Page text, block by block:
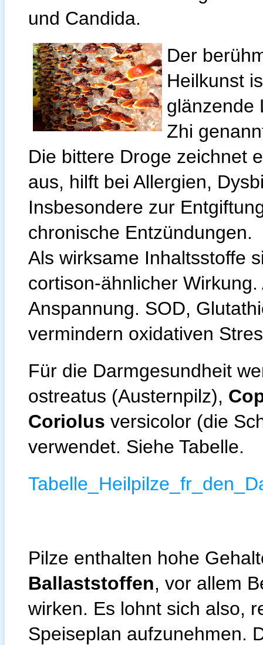
und Candida.
Der
Heilkunst
glänzende
Zhi
Die bittere Droge zeichnet
aus, hilft bei Allergien,
Insbesondere zur
chronische Entzündungen.
Als wirksame Inhaltsstoffe
cortison-ähnlicher
Anspannung. SOD,
vermindern oxidativen
Für die Darmgesundheit
ostreatus (Austernpilz),
Coriolus versicolor (die
verwendet. Siehe Tabelle.
Pilze enthalten hohe
Ballaststoffen, vor allem
wirken. Es lohnt sich also,
Speiseplan aufzunehmen.